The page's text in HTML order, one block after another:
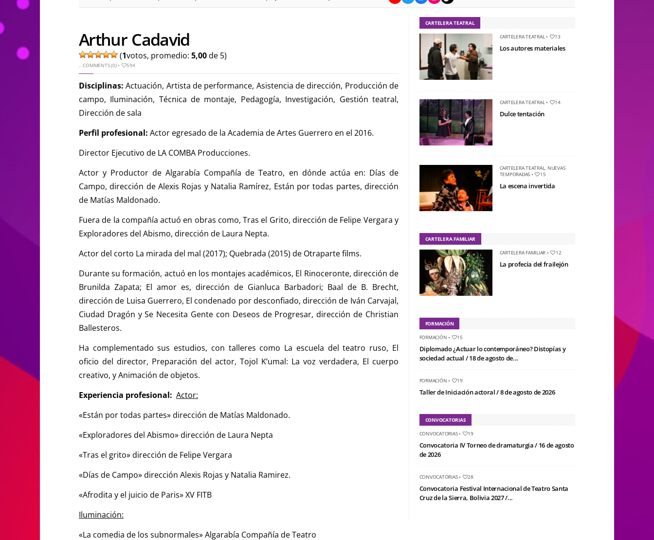
Arthur Cadavid
(1votos, promedio: 5,00de 5)
..COMMENTS (0)• 594
Disciplinas: Actuación, Artista de performance, Asistencia de dirección, Producción de
campo, Iluminación, Técnica de montaje, Pedagogía, Investigación, Gestión teatral,
Dirección de sala
Perfil profesional: Actor egresado de la Academia de Artes Guerrero en el 2016.
Director Ejecutivo de LA COMBA Producciones.
Actor y Productor de Algarabía Compañía de Teatro, en dónde actúa en: Días de
Campo, dirección de Alexis Rojas y Natalia Ramírez, Están por todas partes, dirección
de Matías Maldonado.
Fuera de la compañía actuó en obras como, Tras el Grito, dirección de Felipe Vergara y
Exploradores del Abismo, dirección de Laura Nepta.
Actor del corto La mirada del mal (2017); Quebrada (2015) de Otraparte films.
Durante su formación, actuó en los montajes académicos, El Rinoceronte, dirección de
Brunilda Zapata; El amor es, dirección de Gianluca Barbadori; Baal de B. Brecht,
dirección de Luisa Guerrero, El condenado por desconfiado, dirección de Iván Carvajal,
Ciudad Dragón y Se Necesita Gente con Deseos de Progresar, dirección de Christian
Ballesteros.
Ha complementado sus estudios, con talleres como La escuela del teatro ruso, El
oficio del director, Preparación del actor, Tojol K’umal: La voz verdadera, El cuerpo
creativo, y Animación de objetos.
Experiencia profesional: Actor:
«Están por todas partes» dirección de Matías Maldonado.
«Exploradores del Abismo» dirección de Laura Nepta
«Tras el grito» dirección de Felipe Vergara
«Días de Campo» dirección Alexis Rojas y Natalia Ramirez.
«Afrodita y el juicio de Paris» XV FITB
Iluminación:
«La comedia de los subnormales» Algarabía Compañía de Teatro
CARTELERA TEATRAL
CARTELERA TEATRAL• 13
Los autores materiales
CARTELERA TEATRAL• 14
Dulce tentación
CARTELERA TEATRAL, NUEVAS
TEMPORADAS • 15
La escena invertida
CARTELERA FAMILIAR
CARTELERA FAMILIAR • 12
La profecía del frailejón
FORMACIÓN
FORMACIÓN • 15
Diplomado ¿Actuar lo contemporáneo? Distopías y
sociedad actual / 18 de agosto de...
FORMACIÓN • 19
Taller de Iniciación actoral / 8 de agosto de 2026
CONVOCATORIAS
CONVOCATORIAS• 19
Convocatoria IV Torneo de dramaturgia / 16 de agosto
de 2026
CONVOCATORIAS• 28
Convocatoria Festival Internacional de Teatro Santa
Cruz de la Sierra, Bolivia 2027 /...